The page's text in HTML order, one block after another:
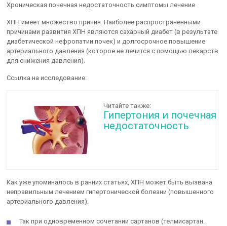
Хроническая почечная недостаточность симптомы лечение
ХПН имеет множество причин. Наиболее распространенными
причинами развития ХПН являются сахарный диабет (в результате
диабетической нефропатии почек) и долгосрочное повышение
артериального давления (которое не лечится с помощью лекарств
для снижения давления).
Ссылка на исследование:
Читайте также:
Гипертония и почечная
недостаточность
Как уже упоминалось в ранних статьях, ХПН может быть вызвана
неправильным лечением гипертонической болезни (повышенного
артериального давления).
Так при одновременном сочетании сартанов (телмисартан.